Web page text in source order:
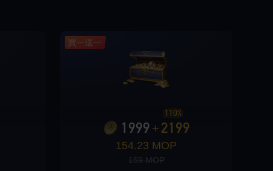
買一送一
1999 + 2199
110%
154.23 MOP
159 MOP